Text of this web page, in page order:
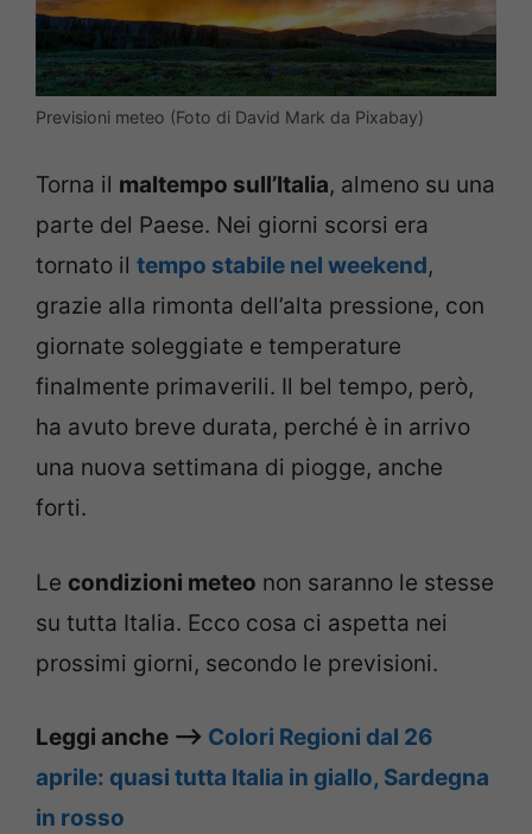
Previsioni meteo (Foto di David Mark da Pixabay)
Torna il maltempo sull’Italia, almeno su una
parte del Paese. Nei giorni scorsi era
tornato il tempo stabile nel weekend,
grazie alla rimonta dell’alta pressione, con
giornate soleggiate e temperature
finalmente primaverili. Il bel tempo, però,
ha avuto breve durata, perché è in arrivo
una nuova settimana di piogge, anche
forti.
Le condizioni meteo non saranno le stesse
su tutta Italia. Ecco cosa ci aspetta nei
prossimi giorni, secondo le previsioni.
Leggi anche –> Colori Regioni dal 26
aprile: quasi tutta Italia in giallo, Sardegna
in rosso